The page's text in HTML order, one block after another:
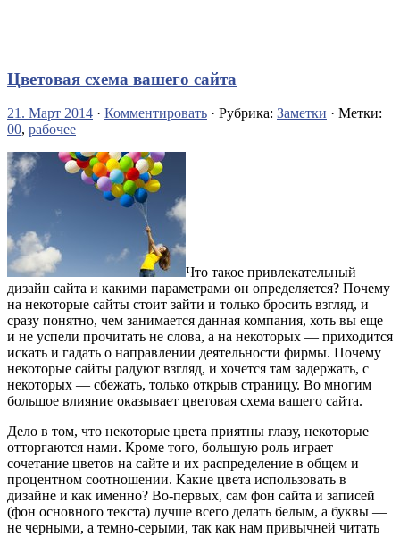
Цветовая схема вашего сайта
21. Март 2014 · Комментировать · Рубрика: Заметки · Метки:
00, рабочее
Что такое привлекательный
дизайн сайта и какими параметрами он определяется? Почему
на некоторые сайты стоит зайти и только бросить взгляд, и
сразу понятно, чем занимается данная компания, хоть вы еще
и не успели прочитать не слова, а на некоторых — приходится
искать и гадать о направлении деятельности фирмы. Почему
некоторые сайты радуют взгляд, и хочется там задержать, с
некоторых — сбежать, только открыв страницу. Во многим
большое влияние оказывает цветовая схема вашего сайта.
Дело в том, что некоторые цвета приятны глазу, некоторые
отторгаются нами. Кроме того, большую роль играет
сочетание цветов на сайте и их распределение в общем и
процентном соотношении. Какие цвета использовать в
дизайне и как именно? Во-первых, сам фон сайта и записей
(фон основного текста) лучше всего делать белым, а буквы —
не черными, а темно-серыми, так как нам привычней читать